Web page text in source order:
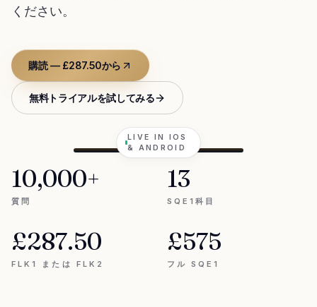
ください。
購読 — £287.50から
無料トライアルを試してみる
LIVE IN IOS
& ANDROID
10,000+
質問
13
SQE1科目
£287.50
FLK1 または FLK2
£575
フル SQE1